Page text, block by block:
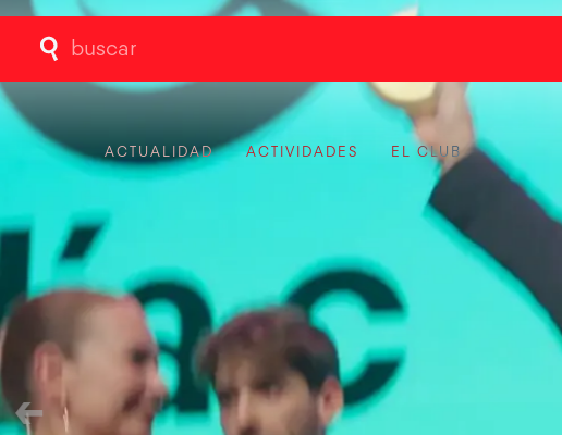
Buscar:
ACTUALIDAD ACTIVIDADES EL CLUB